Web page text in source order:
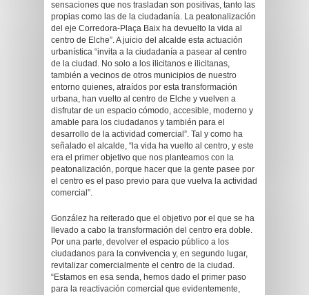
sensaciones que nos trasladan son positivas, tanto las
propias como las de la ciudadanía. La peatonalización
del eje Corredora-Plaça Baix ha devuelto la vida al
centro de Elche”. A juicio del alcalde esta actuación
urbanística “invita a la ciudadanía a pasear al centro
de la ciudad. No solo a los ilicitanos e ilicitanas,
también a vecinos de otros municipios de nuestro
entorno quienes, atraídos por esta transformación
urbana, han vuelto al centro de Elche y vuelven a
disfrutar de un espacio cómodo, accesible, moderno y
amable para los ciudadanos y también para el
desarrollo de la actividad comercial”. Tal y como ha
señalado el alcalde, “la vida ha vuelto al centro, y este
era el primer objetivo que nos planteamos con la
peatonalización, porque hacer que la gente pasee por
el centro es el paso previo para que vuelva la actividad
comercial”.
González ha reiterado que el objetivo por el que se ha
llevado a cabo la transformación del centro era doble.
Por una parte, devolver el espacio público a los
ciudadanos para la convivencia y, en segundo lugar,
revitalizar comercialmente el centro de la ciudad.
“Estamos en esa senda, hemos dado el primer paso
para la reactivación comercial que evidentemente,